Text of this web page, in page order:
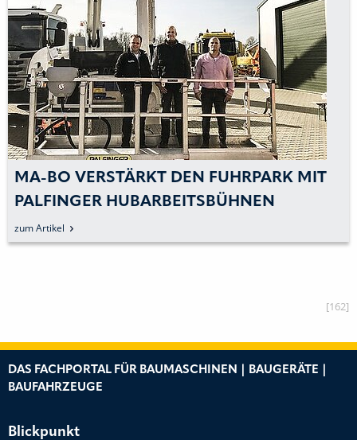
MA-BO VERSTÄRKT DEN FUHRPARK MIT
PALFINGER HUBARBEITSBÜHNEN
zum Artikel
[162]
DAS FACHPORTAL FÜR BAUMASCHINEN | BAUGERÄTE |
BAUFAHRZEUGE
Blickpunkt